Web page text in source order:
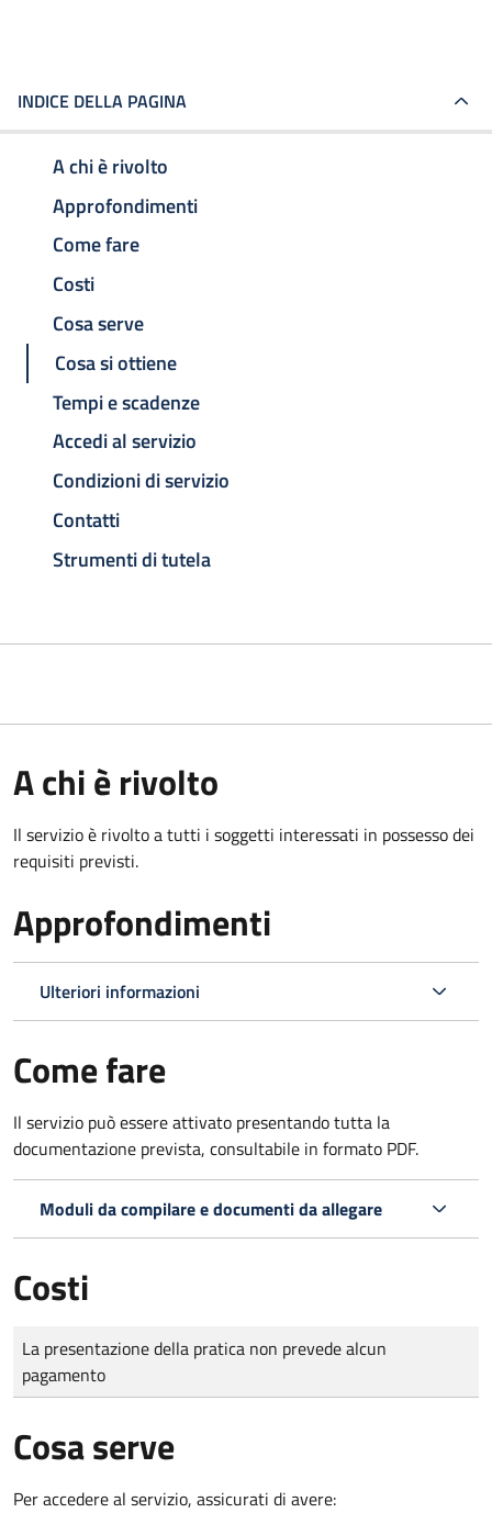
INDICE DELLA PAGINA
A chi è rivolto
Approfondimenti
Come fare
Costi
Cosa serve
Cosa si ottiene
Tempi e scadenze
Accedi al servizio
Condizioni di servizio
Contatti
Strumenti di tutela
A chi è rivolto
Il servizio è rivolto a tutti i soggetti interessati in possesso dei
requisiti previsti.
Approfondimenti
Ulteriori informazioni
Come fare
Il servizio può essere attivato presentando tutta la
documentazione prevista, consultabile in formato PDF.
Moduli da compilare e documenti da allegare
Costi
Tipo di pagamento
Importo
La presentazione della pratica non prevede alcun
pagamento
Cosa serve
Per accedere al servizio, assicurati di avere: